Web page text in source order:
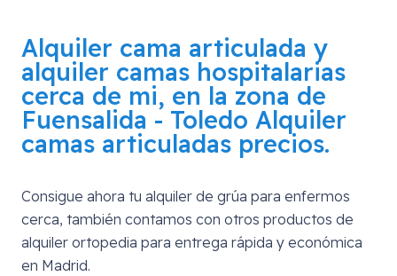
Alquiler cama articulada y
alquiler camas hospitalarias
cerca de mi, en la zona de
Fuensalida - Toledo Alquiler
camas articuladas precios.
Consigue ahora tu alquiler de grúa para enfermos
cerca, también contamos con otros productos de
alquiler ortopedia para entrega rápida y económica
en Madrid.